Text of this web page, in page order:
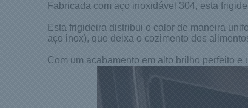
Fabricada com aço inoxidável 304, esta
Esta frigideira distribui o calor de maneira
aço inox), que deixa o cozimento dos
Com um acabamento em alto brilho perfeito